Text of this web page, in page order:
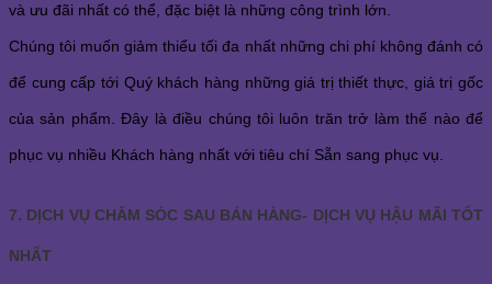
và ưu đãi nhất có thể, đặc biệt là những công trình lớn.
Chúng tôi muốn giảm thiểu tối đa nhất những chi phí không đánh có
để cung cấp tới Quý khách hàng những giá trị thiết thực, giá trị gốc
của sản phẩm. Đây là điều chúng tôi luôn trăn trở làm thế nào để
phục vụ nhiều Khách hàng nhất với tiêu chí Sẵn sang phục vụ.
7. DỊCH VỤ CHĂM SÓC SAU BÁN HÀNG- DỊCH VỤ HẬU MÃI TỐT
NHẤT